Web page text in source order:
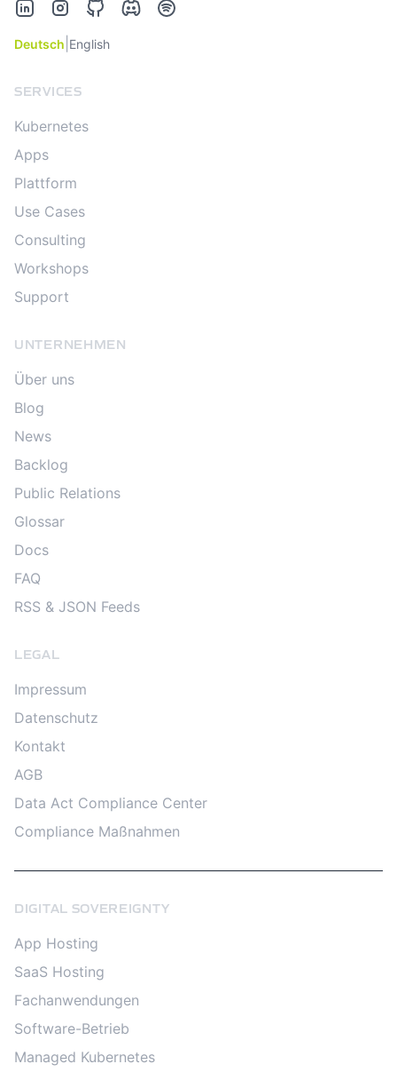
LinkedInInstagramGitHubDiscordSpotify
Deutsch English
SERVICES
Kubernetes
Apps
Plattform
Use Cases
Consulting
Workshops
Support
UNTERNEHMEN
Über uns
Blog
News
Backlog
Public Relations
Glossar
Docs
FAQ
RSS & JSON Feeds
LEGAL
Impressum
Datenschutz
Kontakt
AGB
Data Act Compliance Center
Compliance Maßnahmen
DIGITAL SOVEREIGNTY
App Hosting
SaaS Hosting
Fachanwendungen
Software-Betrieb
Managed Kubernetes